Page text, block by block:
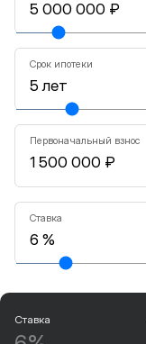
Срок ипотеки
Первоначальный взнос
Ставка
Ставка